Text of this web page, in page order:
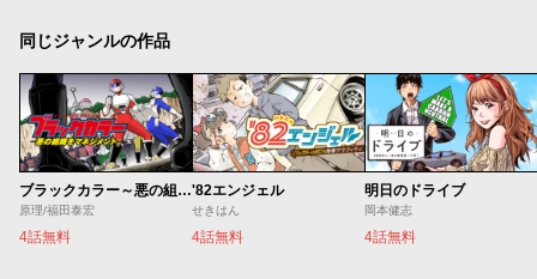
同じジャンルの作品
ブラックカラー～悪の組織をマネジメント～
原理/福田泰宏
4話無料
'82エンジェル
せきはん
4話無料
明日のドライブ
岡本健志
4話無料